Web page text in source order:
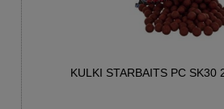
KULKI STARBAITS PC SK30